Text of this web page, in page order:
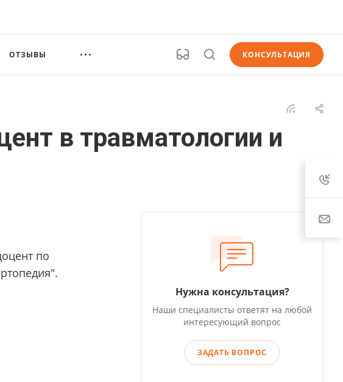
ОТЗЫВЫ КОНСУЛЬТАЦИЯ
в травматологии и
по
Нужна консультация?
Наши специалисты ответят на любой
интересующий вопрос
ЗАДАТЬ ВОПРОС